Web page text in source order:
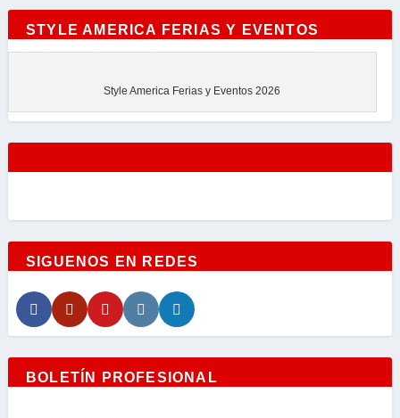
STYLE AMERICA FERIAS Y EVENTOS
Style America Ferias y Eventos 2026
SIGUENOS EN REDES
BOLETÍN PROFESIONAL